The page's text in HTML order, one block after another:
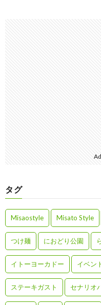
タグ
Misaostyle Misato Style
つけ麺 におどり公園
イトーヨーカドー イベン
ステーキガスト セナリオ